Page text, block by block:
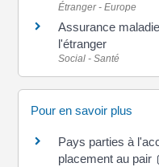
Étranger - Europe
Assurance
l'étranger
Social - Santé
Pour en savoir plus
Pays parties à
placement au pair